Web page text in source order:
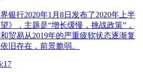
银行2020年1月8日发布了2020年上半
》，主题是“增长缓慢，挑战政策”，
贸易从2019年的严重疲软状态逐渐复
旧存在，前景脆弱。